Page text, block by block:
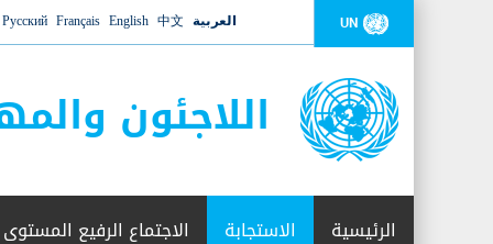
UN العربية 中文
English
Français
Русский
اللاجئون
الرئيسية الاستجابة الاجتماع الرفيع المستوى